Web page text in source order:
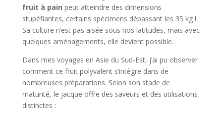
fruit à pain peut atteindre des dimensions
stupéfiantes, certains spécimens dépassant les 35 kg !
Sa culture n’est pas aisée sous nos latitudes, mais avec
quelques aménagements, elle devient possible.
Dans mes voyages en Asie du Sud-Est, j’ai pu observer
comment ce fruit polyvalent s’intègre dans de
nombreuses préparations. Selon son stade de
maturité, le jacque offre des saveurs et des utilisations
distinctes :